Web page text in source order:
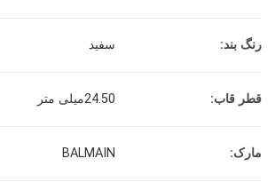
رنگ بند: سفید
قطر قاب: 24.50میلی متر
مارک: BALMAIN